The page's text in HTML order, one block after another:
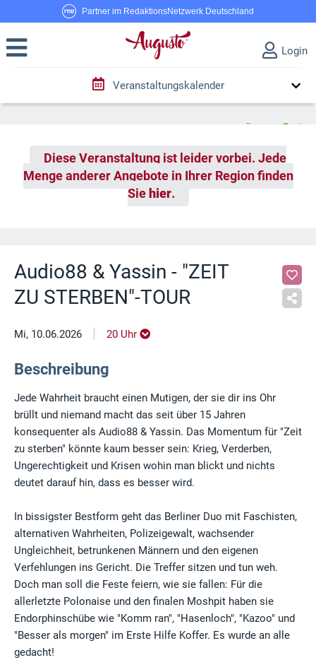
Partner im RedaktionsNetzwerk Deutschland
Login
Veranstaltungskalender
Diese Veranstaltung ist leider vorbei. Jede
Menge anderer Angebote in Ihrer Region finden
Sie hier.
Audio88 & Yassin - "ZEIT
ZU STERBEN"-TOUR
Mi, 10.06.2026 | 20 Uhr
Beschreibung
Jede Wahrheit braucht einen Mutigen, der sie dir ins Ohr
brüllt und niemand macht das seit über 15 Jahren
konsequenter als Audio88 & Yassin. Das Momentum für "Zeit
zu sterben" könnte kaum besser sein: Krieg, Verderben,
Ungerechtigkeit und Krisen wohin man blickt und nichts
deutet darauf hin, dass es besser wird.
In bissigster Bestform geht das Berliner Duo mit Faschisten,
alternativen Wahrheiten, Polizeigewalt, wachsender
Ungleichheit, betrunkenen Männern und den eigenen
Verfehlungen ins Gericht. Die Treffer sitzen und tun weh.
Doch man soll die Feste feiern, wie sie fallen: Für die
allerletzte Polonaise und den finalen Moshpit haben sie
Endorphinschübe wie "Komm ran", "Hasenloch", "Kazoo" und
"Besser als morgen" im Erste Hilfe Koffer. Es wurde an alle
gedacht!